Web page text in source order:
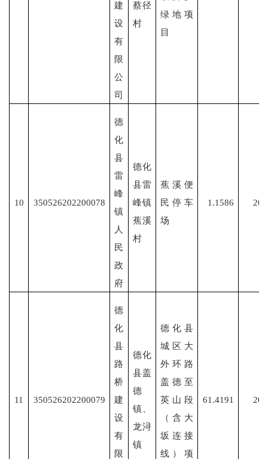
建
设
有
限
公
司
蔡径
村
绿地项
目
10 350526202200078
德
化
县
雷
峰
镇
人
民
政
府
德化
县雷
峰镇
蕉溪
村
蕉溪便
民停车
场
1.1586
11 350526202200079
德
化
县
路
桥
建
设
有
限
德化
县盖
德
镇、
龙浔
镇
德化县
城区大
外环路
盖德至
英山段
（含大
坂连接
线）项
61.4191